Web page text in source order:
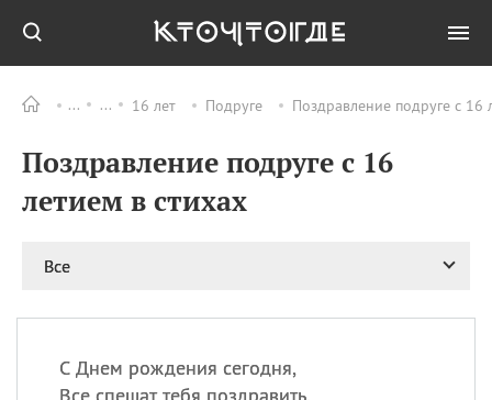
16 лет Подруге Поздравление подруге с 16
Поздравление подруге с 16
летием в стихах
Все
С Днем рождения сегодня,
ПРАЗДНИКИ Все
08.08 День «Счастье
случается» (Happiness
великомученика
покровителя всех
врачей и целителя